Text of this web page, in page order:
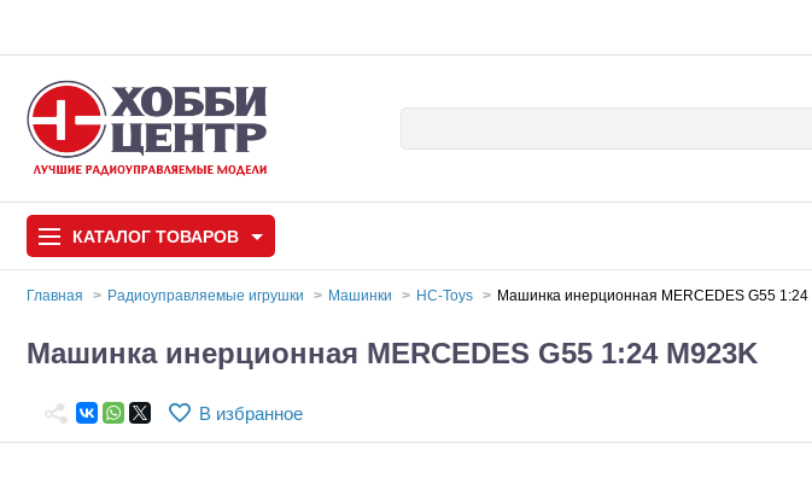
КАТАЛОГ ТОВАРОВ
Автомодели
Игрушки Автомодели для сборки
Главная Радиоуправляемые игрушки Машинки HC-Toys Машинка инерционная MERCEDES G55 1:24
Машинка инерционная MERCEDES G55 1:24 M923K
В избранное